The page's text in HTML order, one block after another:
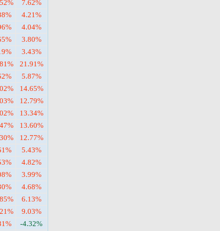
7.62%
4.21%
4.04%
3.80%
3.43%
21.91%
5.87%
14.65%
12.79%
13.34%
13.60%
12.77%
5.43%
4.82%
3.99%
4.68%
6.13%
9.03%
-4.32%